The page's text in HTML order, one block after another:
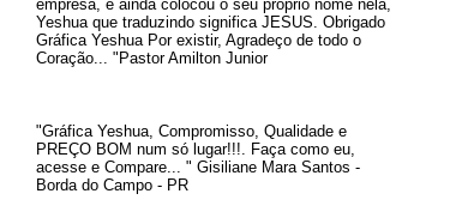
empresa, e ainda colocou o seu próprio nome nela,
Yeshua que traduzindo significa JESUS. Obrigado
Gráfica Yeshua Por existir, Agradeço de todo o
Coração... "Pastor Amilton Junior
"Gráfica Yeshua, Compromisso, Qualidade e
PREÇO BOM num só lugar!!!. Faça como eu,
acesse e Compare... " Gisiliane Mara Santos -
Borda do Campo - PR